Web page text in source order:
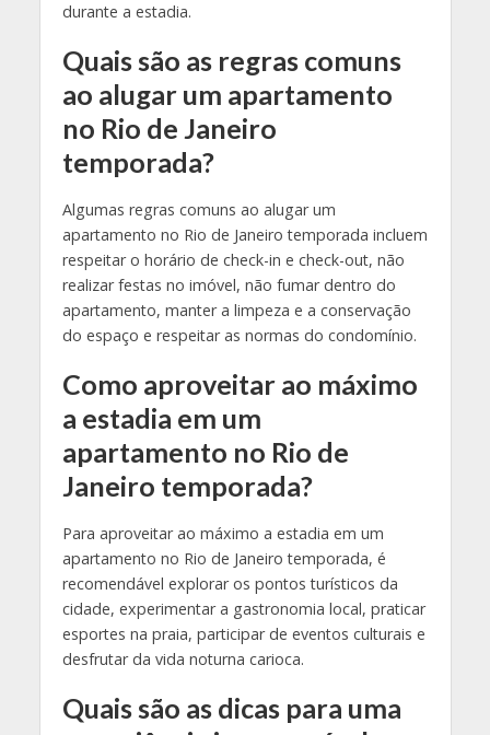
durante a estadia.
Quais são as regras comuns
ao alugar um apartamento
no Rio de Janeiro
temporada?
Algumas regras comuns ao alugar um
apartamento no Rio de Janeiro temporada incluem
respeitar o horário de check-in e check-out, não
realizar festas no imóvel, não fumar dentro do
apartamento, manter a limpeza e a conservação
do espaço e respeitar as normas do condomínio.
Como aproveitar ao máximo
a estadia em um
apartamento no Rio de
Janeiro temporada?
Para aproveitar ao máximo a estadia em um
apartamento no Rio de Janeiro temporada, é
recomendável explorar os pontos turísticos da
cidade, experimentar a gastronomia local, praticar
esportes na praia, participar de eventos culturais e
desfrutar da vida noturna carioca.
Quais são as dicas para uma